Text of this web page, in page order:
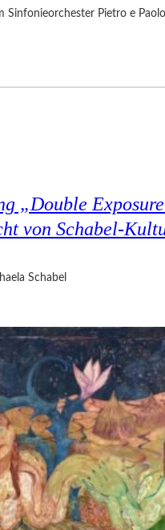
Sinfonieorchester Pietro e
„Double
von Schabel-
Schabel